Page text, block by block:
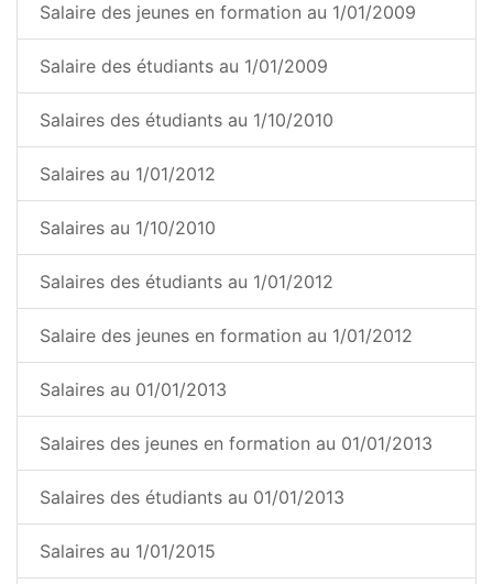
Salaire des jeunes en formation au 1/01/2009
Salaire des étudiants au 1/01/2009
Salaires des étudiants au 1/10/2010
Salaires au 1/01/2012
Salaires au 1/10/2010
Salaires des étudiants au 1/01/2012
Salaire des jeunes en formation au 1/01/2012
Salaires au 01/01/2013
Salaires des jeunes en formation au 01/01/2013
Salaires des étudiants au 01/01/2013
Salaires au 1/01/2015